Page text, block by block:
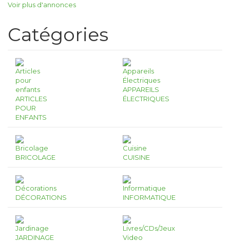
Voir plus d'annonces
Catégories
ARTICLES
POUR
ENFANTS
APPAREILS
ÉLECTRIQUES
BRICOLAGE CUISINE
DÉCORATIONS INFORMATIQUE
JARDINAGE